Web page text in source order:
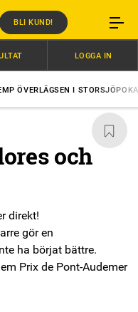
BLI KUND!
I STORSJÖPOKALEN
LOGGA IN
och
direkt!
gör en
ha börjat bättre.
Prix de Pont-Audemer